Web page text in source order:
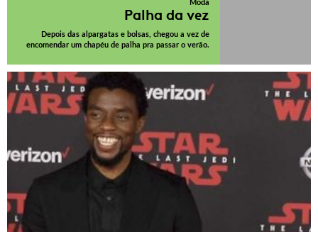
Moda
Palha da vez
Depois das alpargatas e bolsas, chegou a vez de
encomendar um chapéu de palha pra passar o verão.